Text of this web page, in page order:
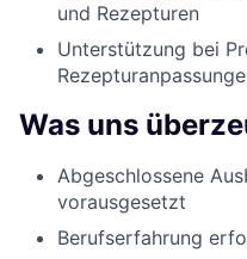
und Rezepturen
Unterstützung bei
Was uns
Abgeschlossene
vorausgesetzt
Berufserfahrung